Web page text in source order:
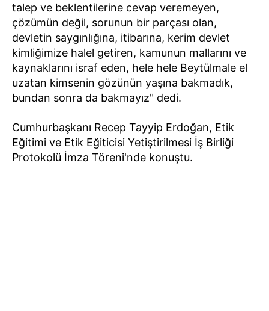
talep ve beklentilerine cevap veremeyen,
çözümün değil, sorunun bir parçası olan,
devletin saygınlığına, itibarına, kerim devlet
kimliğimize halel getiren, kamunun mallarını ve
kaynaklarını israf eden, hele hele Beytülmale el
uzatan kimsenin gözünün yaşına bakmadık,
bundan sonra da bakmayız" dedi.
Cumhurbaşkanı Recep Tayyip Erdoğan, Etik
Eğitimi ve Etik Eğiticisi Yetiştirilmesi İş Birliği
Protokolü İmza Töreni'nde konuştu.